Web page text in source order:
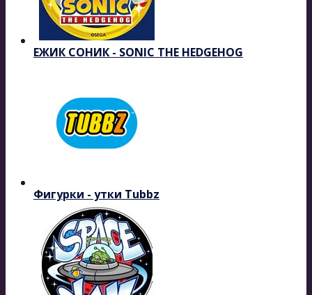
ЕЖИК СОНИК - SONIC THE HEDGEHOG
Фигурки - утки Tubbz